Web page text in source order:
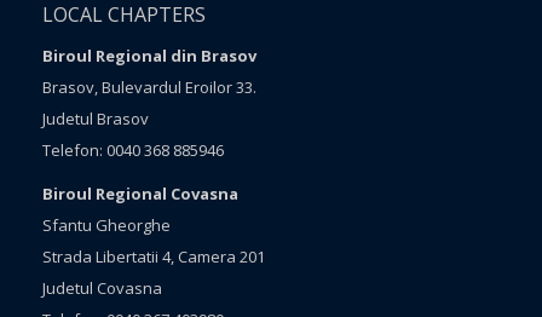
LOCAL CHAPTERS
Biroul Regional din Brasov
Brasov, Bulevardul Eroilor 33.
Judetul Brasov
Telefon: 0040 368 885946
Biroul Regional Covasna
Sfantu Gheorghe
Strada Libertatii 4, Camera 201
Judetul Covasna